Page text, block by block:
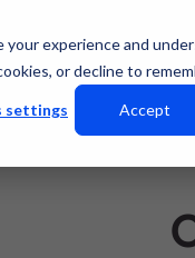
your experience and
or decline to
settings Accept
Servicios